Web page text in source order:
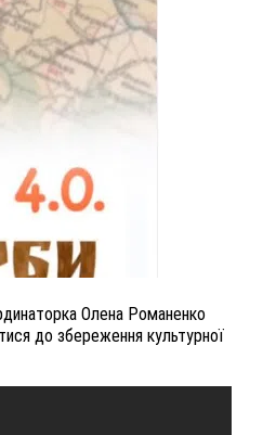
Олена Романенко
до збереження культурної
ОТРИМАНИХ НА ВІЙНІ,